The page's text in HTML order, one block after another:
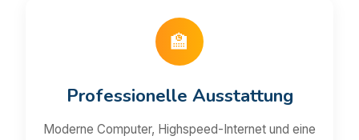
🏫
Professionelle Ausstattung
Moderne Computer, Highspeed-Internet und eine